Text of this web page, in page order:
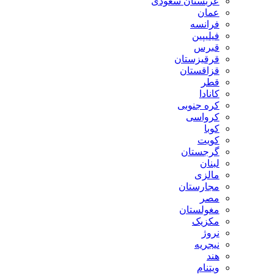
عمان
فرانسه
فیلیپین
قبرس
قرقیزستان
قزاقستان
قطر
کانادا
کره جنوبی
کرواسی
کوبا
کویت
گرجستان
لبنان
مالزی
مجارستان
مصر
مغولستان
مکزیک
نروژ
نیجریه
هند
ویتنام